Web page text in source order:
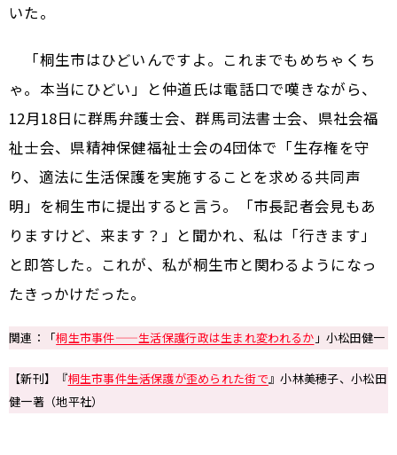
いた。
「桐生市はひどいんですよ。これまでもめちゃくち
ゃ。本当にひどい」と仲道氏は電話口で嘆きながら、
12月18日に群馬弁護士会、群馬司法書士会、県社会福
祉士会、県精神保健福祉士会の4団体で「生存権を守
り、適法に生活保護を実施することを求める共同声
明」を桐生市に提出すると言う。「市長記者会見もあ
りますけど、来ます？」と聞かれ、私は「行きます」
と即答した。これが、私が桐生市と関わるようになっ
たきっかけだった。
関連：「桐生市事件——生活保護行政は生まれ変われるか 」小松田健一
【新刊】『桐生市事件――生活保護が歪められた街で』小林美穂子、小松田
健一著（地平社）